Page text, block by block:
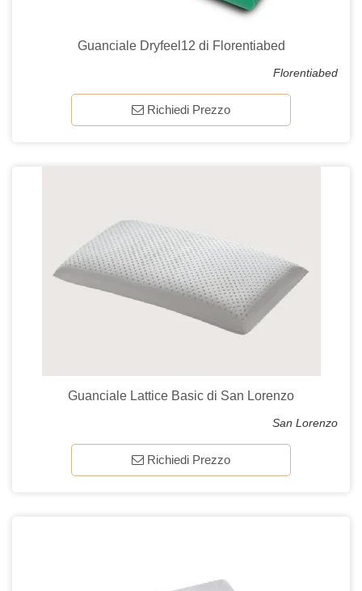
Guanciale Dryfeel12 di Florentiabed
Florentiabed
Richiedi Prezzo
Guanciale Lattice Basic di San Lorenzo
San Lorenzo
Richiedi Prezzo